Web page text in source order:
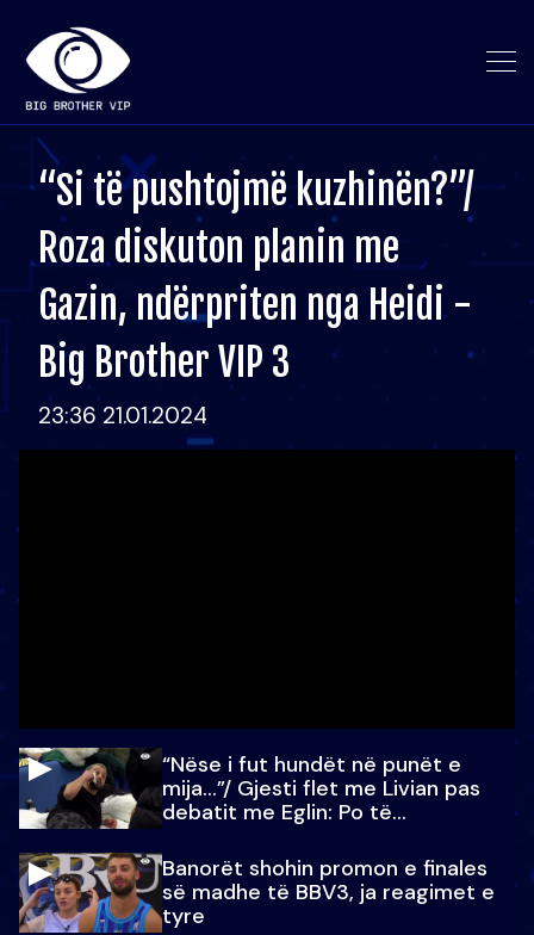
“Si të pushtojmë kuzhinën?”/
Roza diskuton planin me
Gazin, ndërpriten nga Heidi -
Big Brother VIP 3
23:36 21.01.2024
“Nëse i fut hundët në punët e
mija…”/ Gjesti flet me Livian pas
debatit me Eglin: Po të
Banorët shohin promon e finales
së madhe të BBV3, ja reagimet e
tyre